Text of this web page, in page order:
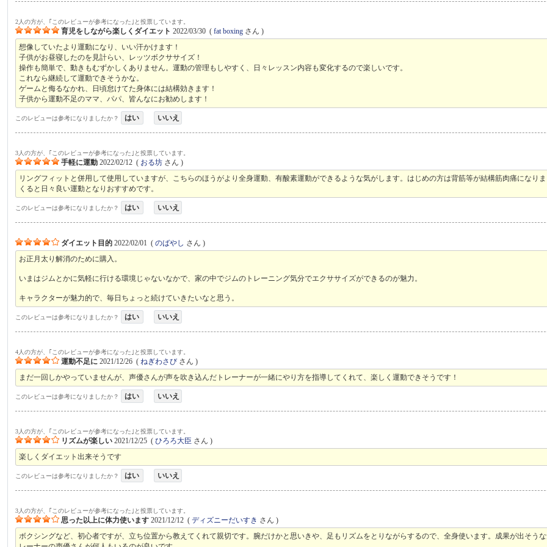
2人の方が、｢このレビューが参考になった｣と投票しています。
育児をしながら楽しくダイエット 2022/03/30 (fat boxing さん )
想像していたより運動になり、いい汗かけます！
子供がお昼寝したのを見計らい、レッツボクササイズ！
操作も簡単で、動きもむずかしくありません。運動の管理もしやすく、日々レッスン内容も変化するので楽しいです。
これなら継続して運動できそうかな。
ゲームと侮るなかれ、日頃怠けてた身体には結構効きます！
子供から運動不足のママ、パパ、皆んなにお勧めします！
このレビューは参考になりましたか？ はい いいえ
3人の方が、｢このレビューが参考になった｣と投票しています。
手軽に運動 2022/02/12 ( おる坊 さん )
リングフィットと併用して使用していますが、こちらのほうがより全身運動、有酸素運動ができるような気がします。はじめの方は背筋等が結構筋肉痛になり
くると日々良い運動となりおすすめです。
このレビューは参考になりましたか？ はい いいえ
ダイエット目的 2022/02/01 (のばやし さん )
お正月太り解消のために購入。
いまはジムとかに気軽に行ける環境じゃないなかで、家の中でジムのトレーニング気分でエクササイズができるのが魅力。
キャラクターが魅力的で、毎日ちょっと続けていきたいなと思う。
このレビューは参考になりましたか？ はい いいえ
4人の方が、｢このレビューが参考になった｣と投票しています。
運動不足に 2021/12/26 (ねぎわさび さん )
まだ一回しかやっていませんが、声優さんが声を吹き込んだトレーナーが一緒にやり方を指導してくれて、楽しく運動できそうです！
このレビューは参考になりましたか？ はい いいえ
3人の方が、｢このレビューが参考になった｣と投票しています。
リズムが楽しい 2021/12/25 (ひろろ大臣 さん )
楽しくダイエット出来そうです
このレビューは参考になりましたか？ はい いいえ
3人の方が、｢このレビューが参考になった｣と投票しています。
思った以上に体力使います 2021/12/12 (ディズニーだいすき さん )
ボクシングなど、初心者ですが、立ち位置から教えてくれて親切です。腕だけかと思いきや、足もリズムをとりながらするので、全身使います。成果が出そう